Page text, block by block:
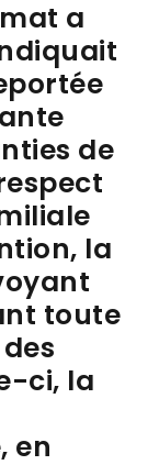
a
de
la
toute
ci, la
en